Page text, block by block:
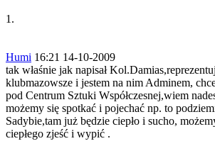
1.
Humi 16:21 14-10-2009
tak właśnie jak napisał
klubmazowsze i jestem na nim Adminem,
pod Centrum Sztuki Współczesnej,wiem
możemy się spotkać i pojechać np. to
Sadybie,tam już będzie ciepło i sucho,
ciepłego zjeść i wypić .